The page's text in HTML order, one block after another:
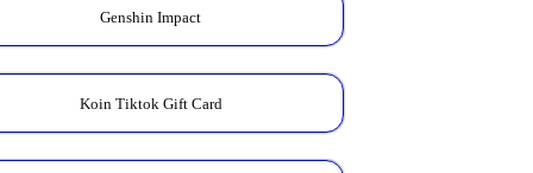
Genshin Impact
Koin Tiktok Gift Card